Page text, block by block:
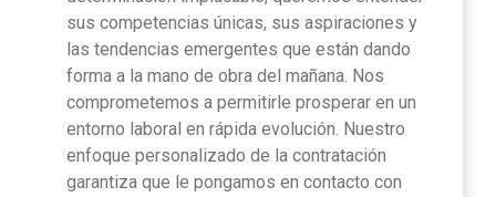
sus competencias únicas, sus aspiraciones y
las tendencias emergentes que están dando
forma a la mano de obra del mañana. Nos
comprometemos a permitirle prosperar en un
entorno laboral en rápida evolución. Nuestro
enfoque personalizado de la contratación
garantiza que le pongamos en contacto con